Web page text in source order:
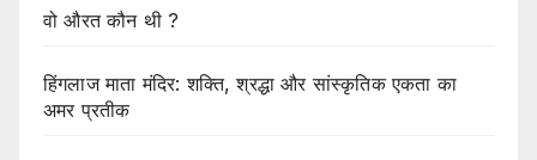
वो औरत कौन थी ?
हिंगलाज माता मंदिर: शक्ति, श्रद्धा और सांस्कृतिक एकता का
अमर प्रतीक